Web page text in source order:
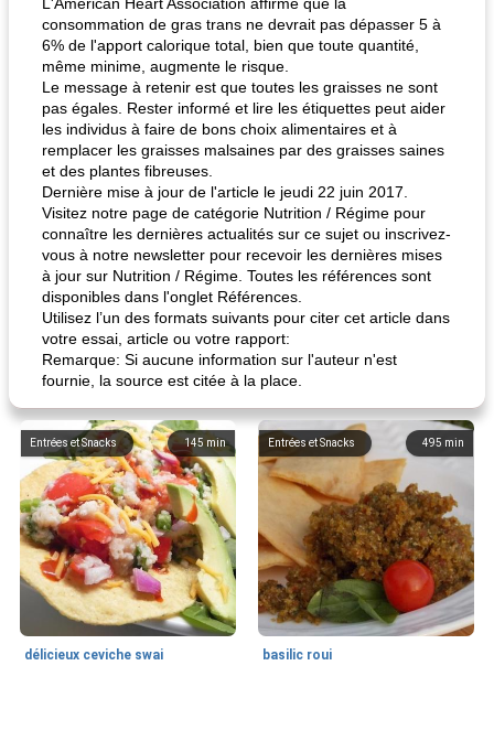
consommation de gras trans ne devrait pas dépasser 5 à
6% de l'apport calorique total, bien que toute quantité,
même minime, augmente le risque.
Le message à retenir est que toutes les graisses ne sont
pas égales. Rester informé et lire les étiquettes peut aider
les individus à faire de bons choix alimentaires et à
remplacer les graisses malsaines par des graisses saines
et des plantes fibreuses.
Dernière mise à jour de l'article le jeudi 22 juin 2017.
Visitez notre page de catégorie Nutrition / Régime pour
connaître les dernières actualités sur ce sujet ou inscrivez-
vous à notre newsletter pour recevoir les dernières mises
à jour sur Nutrition / Régime. Toutes les références sont
disponibles dans l'onglet Références.
Utilisez l’un des formats suivants pour citer cet article dans
votre essai, article ou votre rapport:
Remarque: Si aucune information sur l'auteur n'est
fournie, la source est citée à la place.
145 min
Entrées et Snacks
délicieux ceviche swai
495 min
Entrées et Snacks
basilic roui